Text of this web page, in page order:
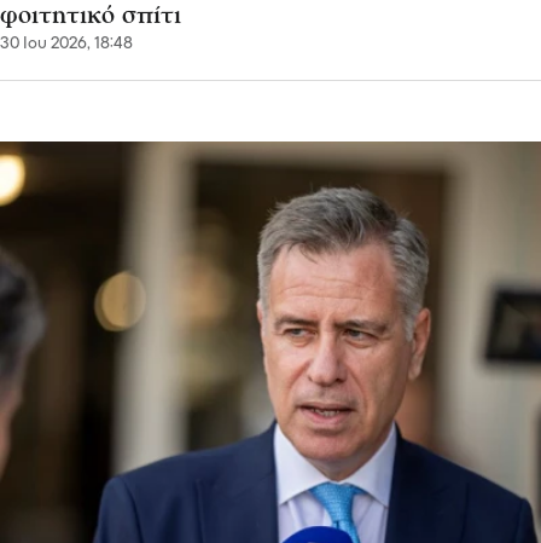
φοιτητικό σπίτι
30 Ιου 2026, 18:48